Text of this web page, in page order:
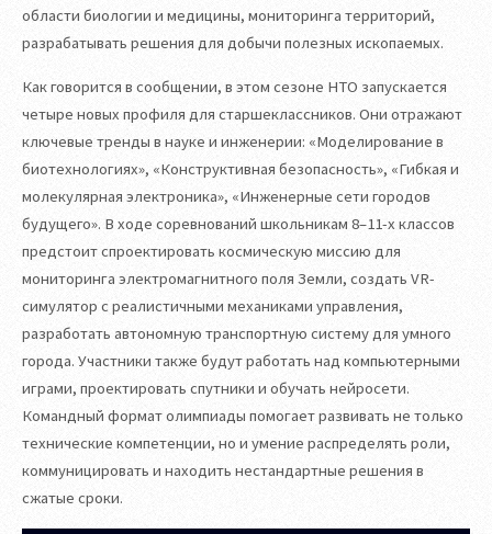
области биологии и медицины, мониторинга территорий,
разрабатывать решения для добычи полезных ископаемых.
Как говорится в сообщении, в этом сезоне НТО запускается
четыре новых профиля для старшеклассников. Они отражают
ключевые тренды в науке и инженерии: «Моделирование в
биотехнологиях», «Конструктивная безопасность», «Гибкая и
молекулярная электроника», «Инженерные сети городов
будущего». В ходе соревнований школьникам 8–11-х классов
предстоит спроектировать космическую миссию для
мониторинга электромагнитного поля Земли, создать VR-
симулятор с реалистичными механиками управления,
разработать автономную транспортную систему для умного
города. Участники также будут работать над компьютерными
играми, проектировать спутники и обучать нейросети.
Командный формат олимпиады помогает развивать не только
технические компетенции, но и умение распределять роли,
коммуницировать и находить нестандартные решения в
сжатые сроки.